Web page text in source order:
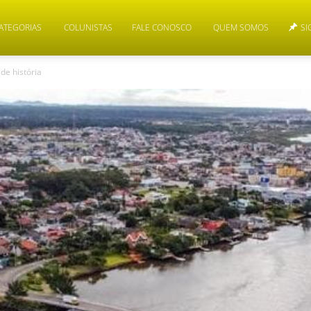
COLUNISTAS FALE CONOSCO QUEM SOMOS
história